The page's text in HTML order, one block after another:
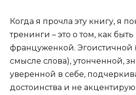
Когда я прочла эту книгу, я
тренинги – это о том, как
француженкой. Эгоистичной
смысле слова), утонченной,
уверенной в себе,
достоинства и не